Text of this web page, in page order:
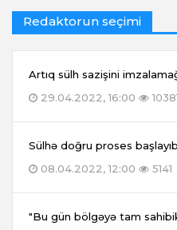
Redaktorun seçimi
Artıq sülh sazişini
29.04.2022, 16:00
Sülhə doğru proses başlayıb
08.04.2022, 12:00
5141
"Bu gün bölgəyə tam